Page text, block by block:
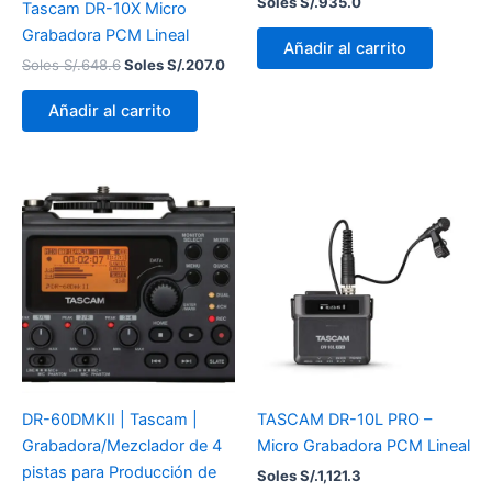
Tascam DR-10X Micro
Grabadora PCM Lineal
Soles S/.648.6Soles S/.207.0
Añadir al carrito
Añadir al carrito
DR-60DMKII | Tascam |
Grabadora/Mezclador de 4
pistas para Producción de
TASCAM DR-10L PRO –
Micro Grabadora PCM Lineal
Soles S/.1,121.3